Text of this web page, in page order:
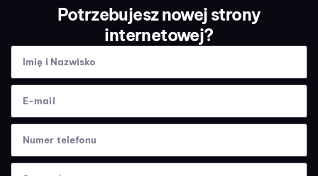
Potrzebujesz nowej strony
internetowej?